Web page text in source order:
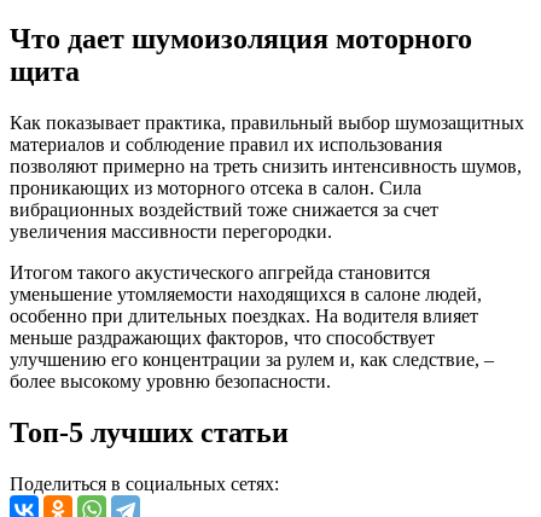
Что дает шумоизоляция моторного
щита
Как показывает практика, правильный выбор шумозащитных
материалов и соблюдение правил их использования
позволяют примерно на треть снизить интенсивность шумов,
проникающих из моторного отсека в салон. Сила
вибрационных воздействий тоже снижается за счет
увеличения массивности перегородки.
Итогом такого акустического апгрейда становится
уменьшение утомляемости находящихся в салоне людей,
особенно при длительных поездках. На водителя влияет
меньше раздражающих факторов, что способствует
улучшению его концентрации за рулем и, как следствие, –
более высокому уровню безопасности.
Топ-5 лучших статьи
Поделиться в социальных сетях: